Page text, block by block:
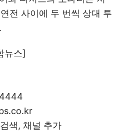
전 사이에 두 번씩 상대 투
뉴스]
색, 채널 추가